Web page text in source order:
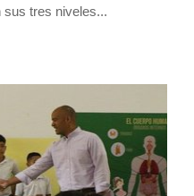
sus tres niveles...